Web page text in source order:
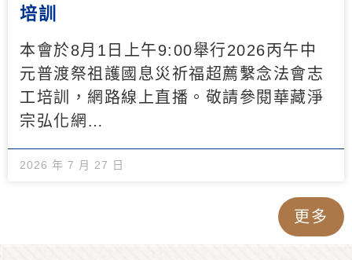
培訓
本會於8月1日上午9:00舉行2026丙午中
元普渡祭祖護國息災祈福超薦繫念法會志
工培訓，網路線上直播。敬請參閱華藏淨
宗弘化網…
2026 年 7 月 27 日
更多